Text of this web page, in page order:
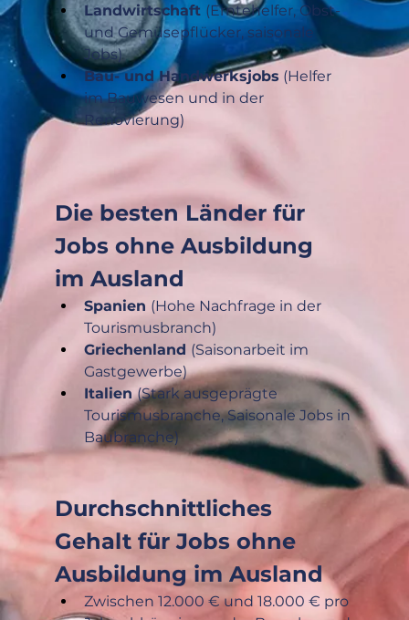
Landwirtschaft (Erntehelfer, Obst-
und Gemüsepflücker, saisonale
Jobs)
Bau- und Handwerksjobs (Helfer
im Bauwesen und in der
Renovierung)
Die besten Länder für
Jobs ohne Ausbildung
im Ausland
Spanien (Hohe Nachfrage in der
Tourismusbranch)
Griechenland (Saisonarbeit im
Gastgewerbe)
Italien (Stark ausgeprägte
Tourismusbranche, Saisonale Jobs in
Baubranche)
Durchschnittliches
Gehalt für Jobs ohne
Ausbildung im Ausland
Zwischen 12.000 € und 18.000 € pro